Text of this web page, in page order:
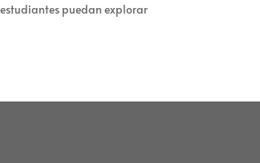
puedan explorar